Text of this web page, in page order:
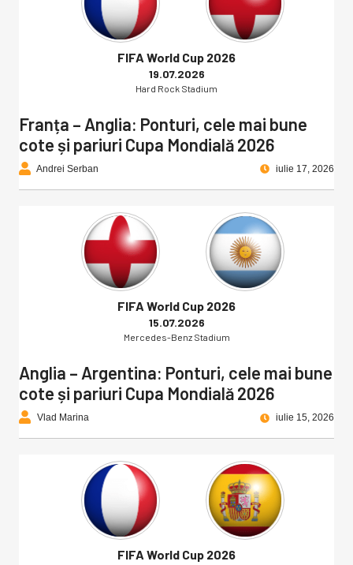
FIFA World Cup 2026
19.07.2026
Hard Rock Stadium
Franța – Anglia: Ponturi, cele mai bune
cote și pariuri Cupa Mondială 2026
Andrei Serban iulie 17, 2026
FIFA World Cup 2026
15.07.2026
Mercedes-Benz Stadium
Anglia – Argentina: Ponturi, cele mai bune
cote și pariuri Cupa Mondială 2026
Vlad Marina iulie 15, 2026
FIFA World Cup 2026